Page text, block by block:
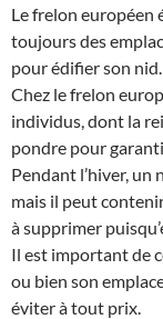
Le frelon
toujours des
pour édifier son nid.
Chez le frelon
individus, dont la
pondre pour
Pendant l’hiver, un
mais il peut
à supprimer
Il est important de
ou bien son
éviter à tout prix.